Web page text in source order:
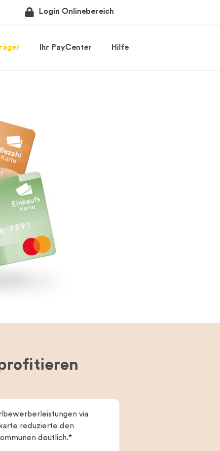
Login Onlinebereich
Ihr PayCenter Hilfe
via
reduzierte den
deutlich.*